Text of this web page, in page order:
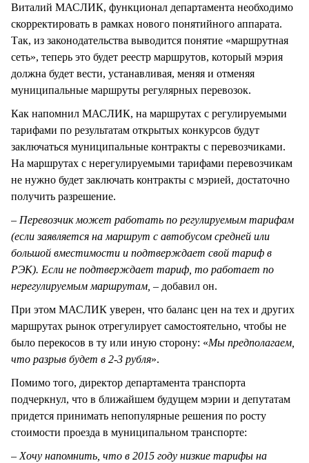
Виталий МАСЛИК, функционал департамента необходимо
скорректировать в рамках нового понятийного аппарата.
Так, из законодательства выводится понятие «маршрутная
сеть», теперь это будет реестр маршрутов, который мэрия
должна будет вести, устанавливая, меняя и отменяя
муниципальные маршруты регулярных перевозок.
Как напомнил МАСЛИК, на маршрутах с регулируемыми
тарифами по результатам открытых конкурсов будут
заключаться муниципальные контракты с перевозчиками.
На маршрутах с нерегулируемыми тарифами перевозчикам
не нужно будет заключать контракты с мэрией, достаточно
получить разрешение.
– Перевозчик может работать по регулируемым тарифам
(если заявляется на маршрут с автобусом средней или
большой вместимости и подтверждает свой тариф в
РЭК). Если не подтверждает тариф, то работает по
нерегулируемым маршрутам, – добавил он.
При этом МАСЛИК уверен, что баланс цен на тех и других
маршрутах рынок отрегулирует самостоятельно, чтобы не
было перекосов в ту или иную сторону: «Мы предполагаем,
что разрыв будет в 2-3 рубля».
Помимо того, директор департамента транспорта
подчеркнул, что в ближайшем будущем мэрии и депутатам
придется принимать непопулярные решения по росту
стоимости проезда в муниципальном транспорте:
– Хочу напомнить, что в 2015 году низкие тарифы на